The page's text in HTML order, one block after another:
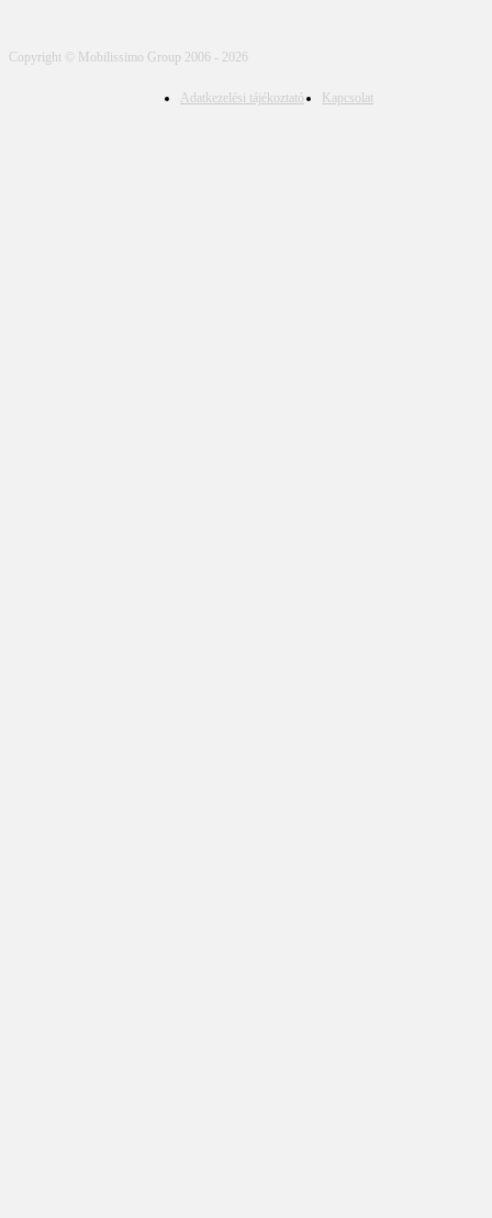
Copyright © Mobilissimo Group 2006 - 2026
Adatkezelési tájékoztató Kapcsolat